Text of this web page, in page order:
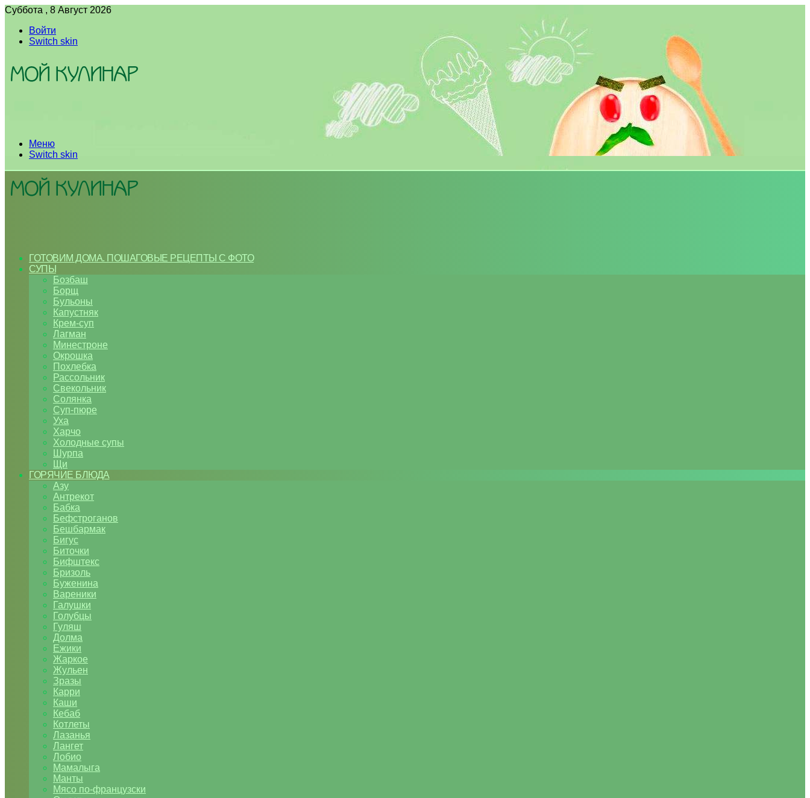
Суббота , 8 Август 2026
Войти
Switch skin
Меню
Switch skin
ГОТОВИМ ДОМА. ПОШАГОВЫЕ РЕЦЕПТЫ С ФОТО
СУПЫ
Бозбаш
Борщ
Бульоны
Капустняк
Крем-суп
Лагман
Минестроне
Окрошка
Похлебка
Рассольник
Свекольник
Солянка
Суп-пюре
Уха
Харчо
Холодные супы
Шурпа
Щи
ГОРЯЧИЕ БЛЮДА
Азу
Антрекот
Бабка
Бефстроганов
Бешбармак
Бигус
Биточки
Бифштекс
Бризоль
Буженина
Вареники
Галушки
Голубцы
Гуляш
Долма
Ежики
Жаркое
Жульен
Зразы
Карри
Каши
Кебаб
Котлеты
Лазанья
Лангет
Лобио
Мамалыга
Манты
Мясо по-французски